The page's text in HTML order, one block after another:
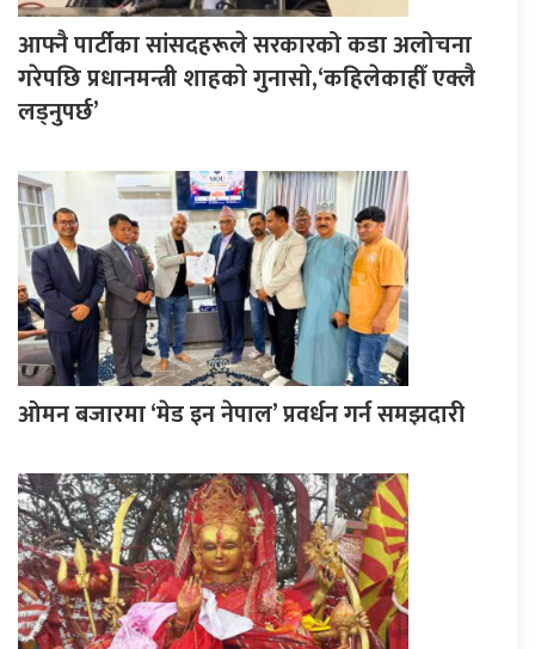
आफ्नै पार्टीका सांसदहरूले सरकारको कडा अलोचना
गरेपछि प्रधानमन्त्री शाहकाे गुनासाे,‘कहिलेकाहीँ एक्लै
लड्नुपर्छ’
ओमन बजारमा ‘मेड इन नेपाल’ प्रवर्धन गर्न समझदारी